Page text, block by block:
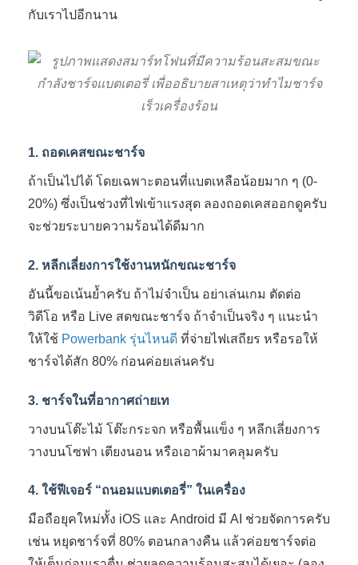
กับเราไปอีกนาน
1. ถอดเคสขณะชาร์จ
ถ้าเป็นไปได้ โดยเฉพาะตอนที่แบตเหลือน้อยมาก ๆ (0-
20%) ซึ่งเป็นช่วงที่ไฟเข้าแรงสุด ลองถอดเคสออกดูครับ
จะช่วยระบายความร้อนได้ดีมาก
2. หลีกเลี่ยงการใช้งานหนักขณะชาร์จ
อันนี้ขอเน้นย้ำครับ ถ้าไม่จำเป็น อย่าเล่นเกม ตัดต่อ
วิดีโอ หรือ Live สดขณะชาร์จ ถ้าจำเป็นจริง ๆ แนะนำ
ให้ใช้ Powerbank รุ่นไหนดี ที่จ่ายไฟเสถียร หรือรอให้
ชาร์จได้สัก 80% ก่อนค่อยเล่นครับ
3. ชาร์จในที่อากาศถ่ายเท
วางบนโต๊ะไม้ โต๊ะกระจก หรือพื้นแข็ง ๆ หลีกเลี่ยงการ
วางบนโซฟา เตียงนอน หรือเอาผ้ามาคลุมครับ
4. ใช้ฟีเจอร์ “ถนอมแบตเตอรี่” ในเครื่อง
มือถือยุคใหม่ทั้ง iOS และ Android มี AI ช่วยจัดการครับ
เช่น หยุดชาร์จที่ 80% ตอนกลางคืน แล้วค่อยชาร์จต่อ